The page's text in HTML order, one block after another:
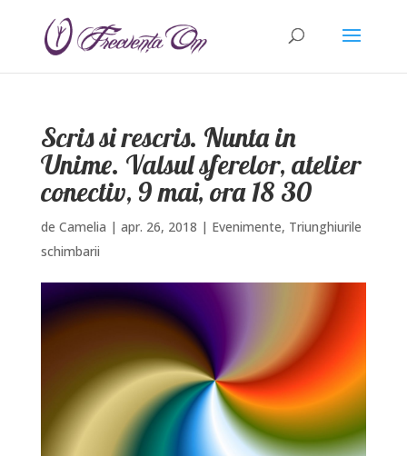
Scris si rescris. Nunta in
Unime. Valsul sferelor, atelier
conectiv, 9 mai, ora 18 30
de Camelia | apr. 26, 2018 | Evenimente, Triunghiurile
schimbarii